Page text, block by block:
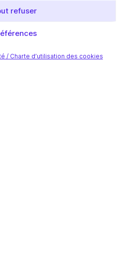
refuser
/ Charte d’utilisation des cookies
images" ebook - Free PDF
précédent